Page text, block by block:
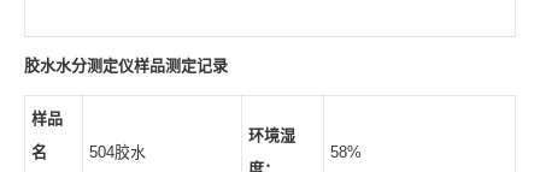
胶水水分测定仪样品测定记录
样品
名
504胶水
环境湿
58%